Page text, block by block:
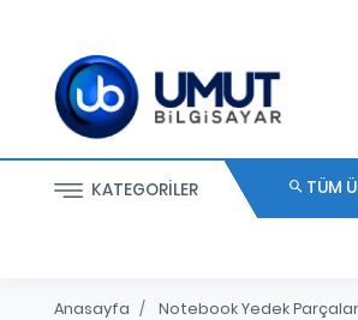
KATEGORILER TÜM
Anasayfa Notebook Yedek